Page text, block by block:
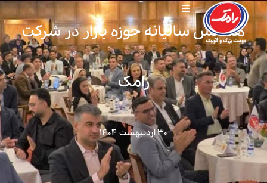
همایش سالیانه حوزه بازار در شرکت
رامک
۳۰ اردیبهشت ۱۴۰۴